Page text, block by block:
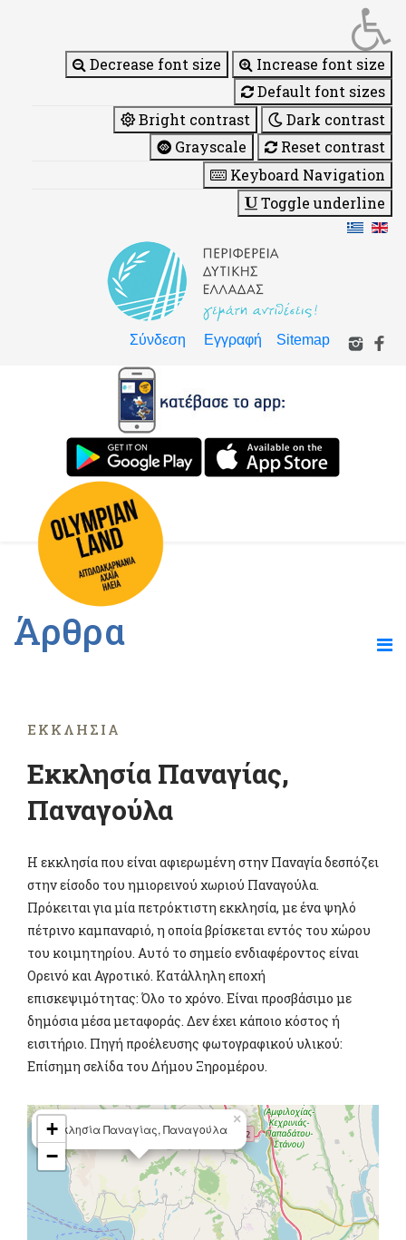
Decrease font size
Increase font size
Default font sizes
Bright contrast
Dark contrast
Grayscale
Reset contrast
Keyboard Navigation
Toggle underline
Σύνδεση Εγγραφή Sitemap
Άρθρα
ΕΚΚΛΗΣΊΑ
Εκκλησία Παναγίας,
Παναγούλα
Η εκκλησία που είναι αφιερωμένη στην Παναγία δεσπόζει
στην είσοδο του ημιορεινού χωριού Παναγούλα.
Πρόκειται για μία πετρόκτιστη εκκλησία, με ένα ψηλό
πέτρινο καμπαναριό, η οποία βρίσκεται εντός του χώρου
του κοιμητηρίου. Αυτό το σημείο ενδιαφέροντος είναι
Ορεινό και Αγροτικό. Κατάλληλη εποχή
επισκεψιμότητας: Όλο το χρόνο. Είναι προσβάσιμο με
δημόσια μέσα μεταφοράς. Δεν έχει κάποιο κόστος ή
εισιτήριο. Πηγή προέλευσης φωτογραφικού υλικού:
Επίσημη σελίδα του Δήμου Ξηρομέρου.
Εκκλησία Παναγίας, Παναγούλα
×
+
−